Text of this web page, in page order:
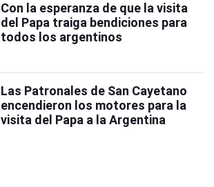
Con la esperanza de que la visita
del Papa traiga bendiciones para
todos los argentinos
Las Patronales de San Cayetano
encendieron los motores para la
visita del Papa a la Argentina